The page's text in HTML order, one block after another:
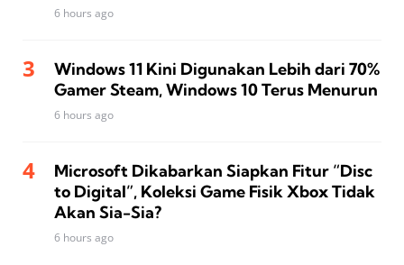
6 hours ago
Windows 11 Kini Digunakan Lebih dari 70%
Gamer Steam, Windows 10 Terus Menurun
6 hours ago
Microsoft Dikabarkan Siapkan Fitur “Disc
to Digital”, Koleksi Game Fisik Xbox Tidak
Akan Sia-Sia?
6 hours ago